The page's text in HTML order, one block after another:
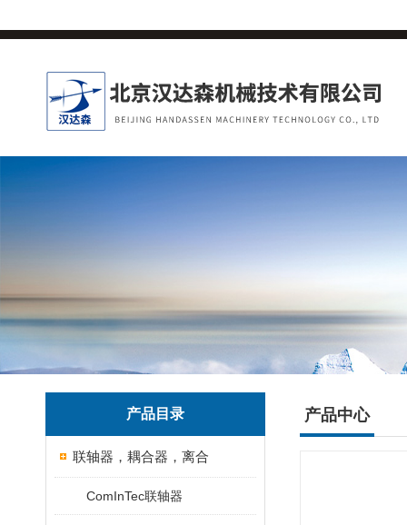
产品目录
联轴器，耦合器，离合
ComInTec联轴器
产品中心